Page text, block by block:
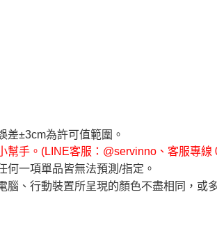
差±3cm為許可值範圍。
幫手。(LINE客服：@servinno、客服專線
何一項單品皆無法預測/指定。
腦、行動裝置所呈現的顏色不盡相同，或